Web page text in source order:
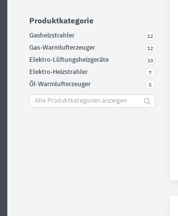
Produktkategorie
Gasheizstrahler 12
Gas-Warmlufterzeuger 12
Elektro-Lüftungsheizgeräte 10
Elektro-Heizstrahler 7
Öl-Warmlufterzeuger 5
Alle Produktkategorien anzeigen